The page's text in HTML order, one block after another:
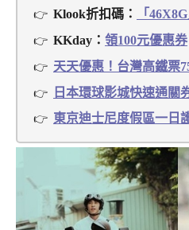
Klook折扣碼：
「
KKday： 領100元優惠券
天天優惠！台灣高鐵票
日本環球影城快速通關
東京迪士尼度假區一日